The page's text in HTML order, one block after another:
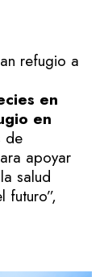
refugio a
en
en
de
apoyar
salud
futuro”,